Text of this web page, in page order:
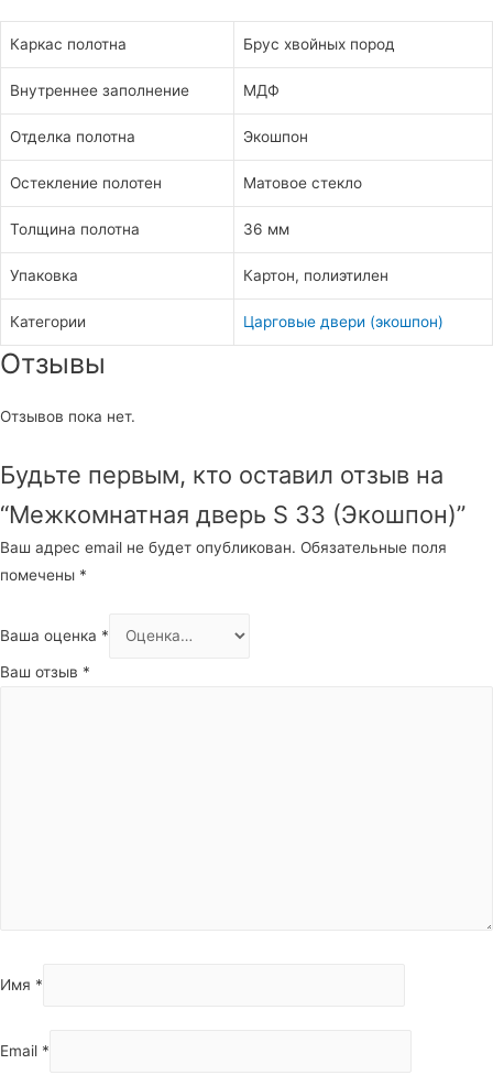
Каркас полотна Брус хвойных пород
Внутреннее заполнение МДФ
Отделка полотна Экошпон
Остекление полотен Матовое стекло
Толщина полотна 36 мм
Упаковка Картон, полиэтилен
Категории Царговые двери (экошпон)
Отзывы
Отзывов пока нет.
Будьте первым, кто оставил отзыв на
“Межкомнатная дверь S 33 (Экошпон)”
Ваш адрес email не будет опубликован. Обязательные поля
помечены *
Ваша оценка *
Ваш отзыв *
Имя *
Email *